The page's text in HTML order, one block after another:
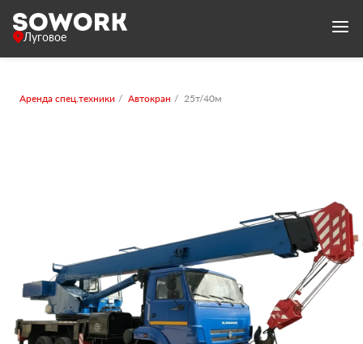
Луговое
Аренда спец.техники Автокран 25т/40м